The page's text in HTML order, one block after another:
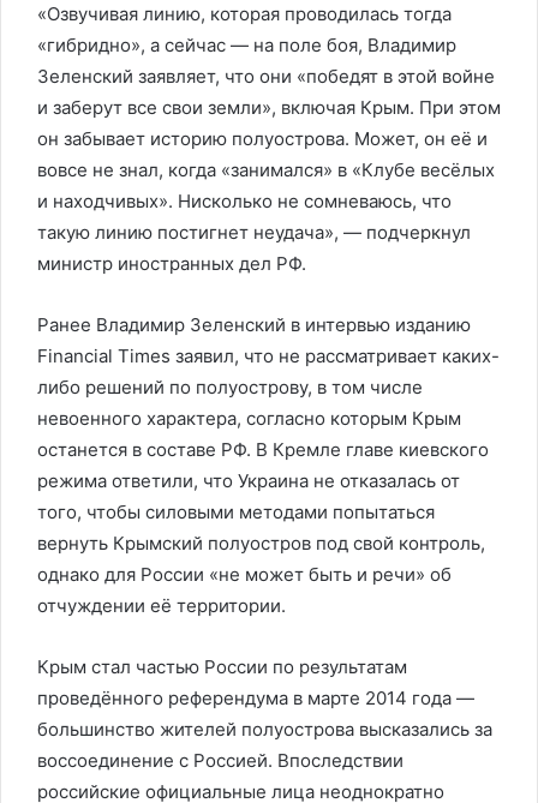
«Озвучивая линию, которая проводилась тогда
«гибридно», а сейчас — на поле боя, Владимир
Зеленский заявляет, что они «победят в этой войне
и заберут все свои земли», включая Крым. При этом
он забывает историю полуострова. Может, он её и
вовсе не знал, когда «занимался» в «Клубе весёлых
и находчивых». Нисколько не сомневаюсь, что
такую линию постигнет неудача», — подчеркнул
министр иностранных дел РФ.
Ранее Владимир Зеленский в интервью изданию
Financial Times заявил, что не рассматривает каких-
либо решений по полуострову, в том числе
невоенного характера, согласно которым Крым
останется в составе РФ. В Кремле главе киевского
режима ответили, что Украина не отказалась от
того, чтобы силовыми методами попытаться
вернуть Крымский полуостров под свой контроль,
однако для России «не может быть и речи» об
отчуждении её территории.
Крым стал частью России по результатам
проведённого референдума в марте 2014 года —
большинство жителей полуострова высказались за
воссоединение с Россией. Впоследствии
российские официальные лица неоднократно